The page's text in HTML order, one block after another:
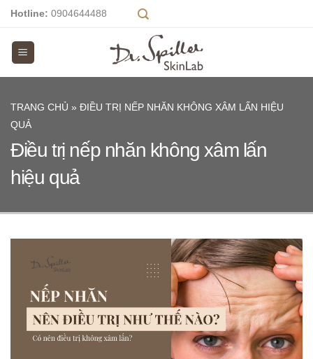
Skip
content
Hotline: 0904644488
TRANG CHỦ » ĐIỀU TRỊ NẾP NHĂN KHÔNG XÂM LẤN HIỆU
QUẢ
Điều trị nếp nhăn không xâm lấn
hiệu quả